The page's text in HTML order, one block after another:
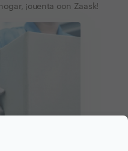
¡cuenta con Zaask!